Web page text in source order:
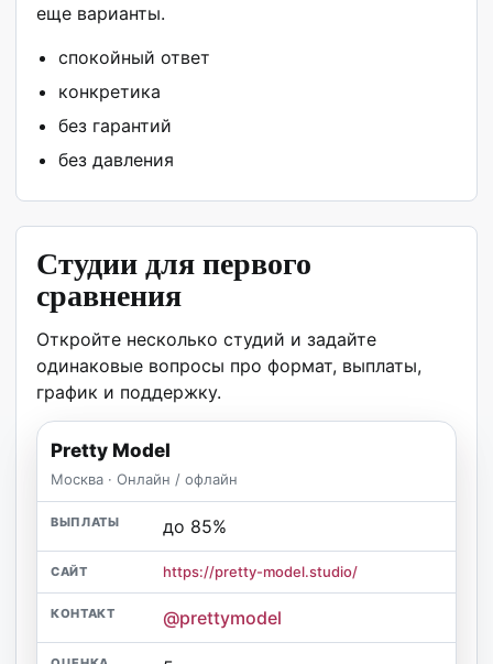
еще варианты.
спокойный ответ
конкретика
без гарантий
без давления
Студии для первого
сравнения
Откройте несколько студий и задайте
одинаковые вопросы про формат, выплаты,
график и поддержку.
Pretty Model
Москва · Онлайн / офлайн
до 85%
https://pretty-model.studio/
@prettymodel